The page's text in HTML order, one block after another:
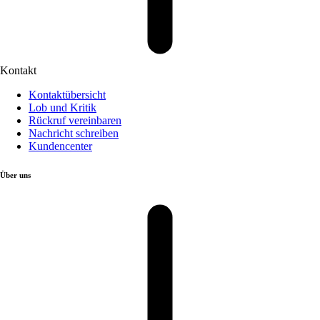
Kontakt
Kontaktübersicht
Lob und Kritik
Rückruf vereinbaren
Nachricht schreiben
Kundencenter
Über uns